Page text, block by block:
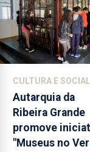
dos
museus
e
núcleos
integrados
na
Rede
Municipal
de
CULTURA E SOCIAL
Autarquia da
Ribeira Grande
promove
"Museus no